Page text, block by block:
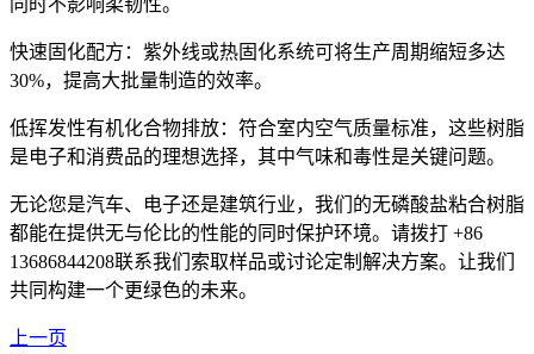
同时不影响柔韧性。
快速固化配方：紫外线或热固化系统可将生产周期缩短多达
30%，提高大批量制造的效率。
低挥发性有机化合物排放：符合室内空气质量标准，这些树脂
是电子和消费品的理想选择，其中气味和毒性是关键问题。
无论您是汽车、电子还是建筑行业，我们的无磷酸盐粘合树脂
都能在提供无与伦比的性能的同时保护环境。请拨打 +86
13686844208联系我们索取样品或讨论定制解决方案。让我们
共同构建一个更绿色的未来。
上一页